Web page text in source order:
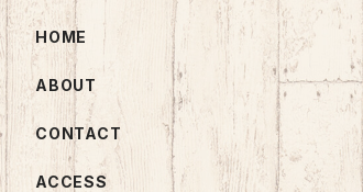
HOME
ABOUT
CONTACT
ACCESS